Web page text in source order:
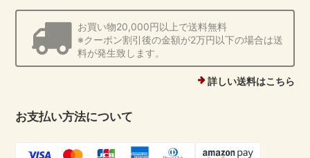
お買い物20,000円以上で送料無料
※クーポン割引後の金額が2万円以下の場合は送
料が発生致します。
詳しい送料はこちら
お支払い方法について